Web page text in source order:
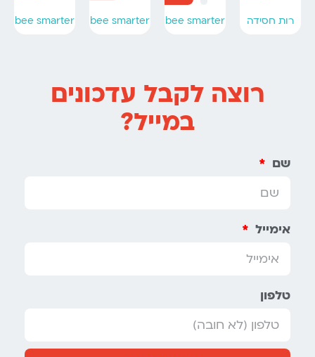
רות חסידה bee smarter
bee smarter
bee smarter
רוצה לקבל עדכונים
במייל?
שם
אימייל
טלפון